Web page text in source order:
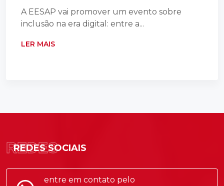
A EESAP vai promover um evento sobre
inclusão na era digital: entre a...
LER MAIS
REDES SOCIAIS
REDES
entre em contato pelo